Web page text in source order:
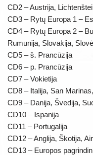
CD2 – Austrija,
CD3 – Rytų Europa 1 –
CD4 – Rytų Europa 2 –
Rumunija, Slovakija,
CD5 – š. Prancūzija
CD6 – p. Prancūzija
CD7 – Vokietija
CD8 – Italija, San
CD9 – Danija, Švedija,
CD10 – Ispanija
CD11 – Portugalija
CD12 – Anglija, Škotija,
CD13 – Europos